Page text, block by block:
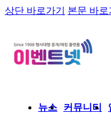
상단 바로가기 본문 바로
뉴스 커뮤니티